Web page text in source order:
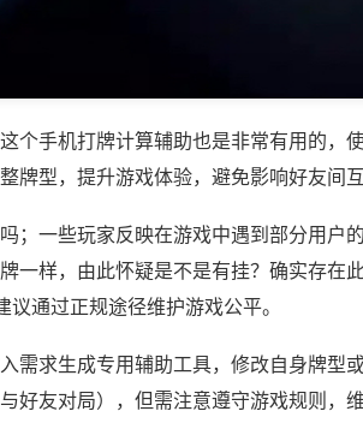
个手机打牌计算辅助也是非常有用的，
牌型，提升游戏体验，避免影响好友间互
；一些玩家反映在游戏中遇到部分用户
一样，由此怀疑是不是有挂？确实存在
通过正规途径维护游戏公平。
需求生成专用辅助工具，修改自身牌型
好友对局），但需注意遵守游戏规则，维